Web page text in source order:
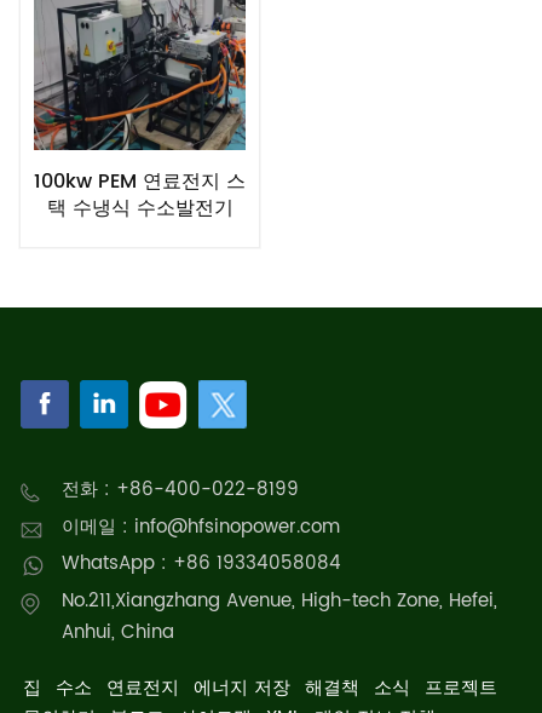
100kw PEM 연료전지 스
택 수냉식 수소발전기
전화 : +86-400-022-8199
이메일 : info@hfsinopower.com
WhatsApp : +86 19334058084
No.211,Xiangzhang Avenue, High-tech Zone, Hefei,
Anhui, China
집 수소 연료전지 에너지 저장 해결책 소식 프로젝트